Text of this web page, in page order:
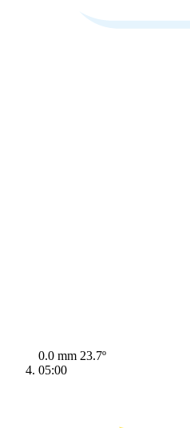
0.0 mm 23.7º
05:00